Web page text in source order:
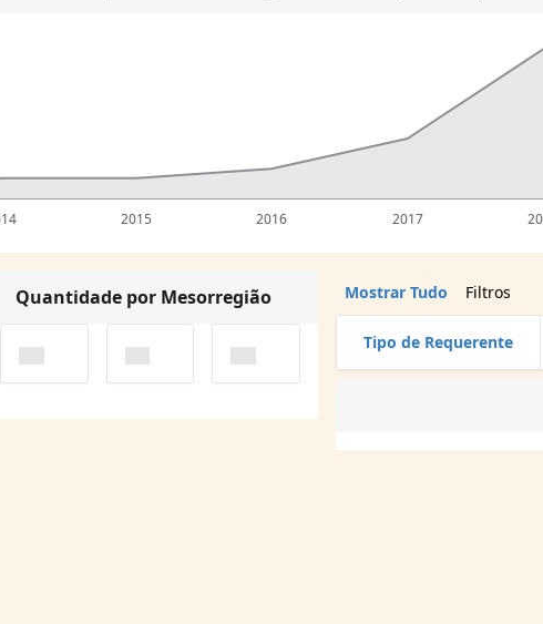
2015 2016 2017
Quantidade por Mesorregião Mostrar Tudo Filtros
Tipo de Requerente